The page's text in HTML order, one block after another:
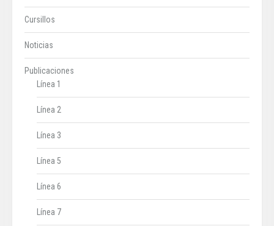
Cursillos
Noticias
Publicaciones
Línea 1
Línea 2
Línea 3
Línea 5
Línea 6
Línea 7